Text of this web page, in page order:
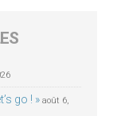
go ! » août 6,